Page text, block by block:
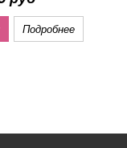
Подробнее